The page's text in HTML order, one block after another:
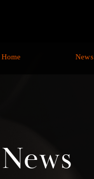
Home News
News